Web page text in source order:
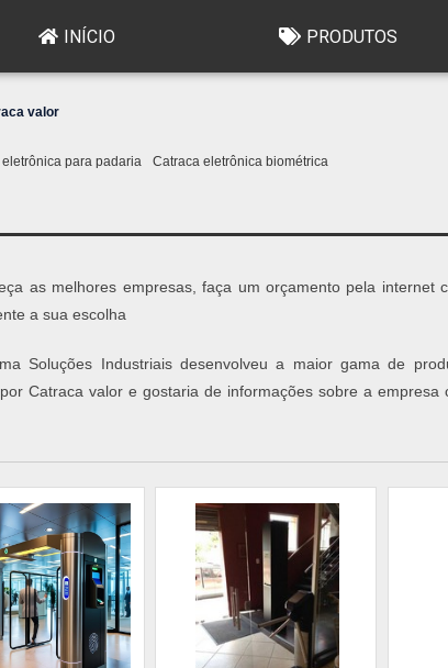
INÍCIO PRODUTOS
valor
para padaria Catraca eletrônica biométrica
as melhores empresas, faça um orçamento pela internet
a sua escolha
Soluções Industriais desenvolveu a maior gama de
Catraca valor e gostaria de informações sobre a empresa